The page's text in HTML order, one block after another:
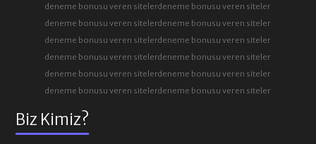
Biz Kimiz?
deneme bonusu veren sitelerdeneme bonusu veren siteler
deneme bonusu veren sitelerdeneme bonusu veren siteler
deneme bonusu veren sitelerdeneme bonusu veren siteler
deneme bonusu veren sitelerdeneme bonusu veren siteler
deneme bonusu veren sitelerdeneme bonusu veren siteler
deneme bonusu veren sitelerdeneme bonusu veren siteler